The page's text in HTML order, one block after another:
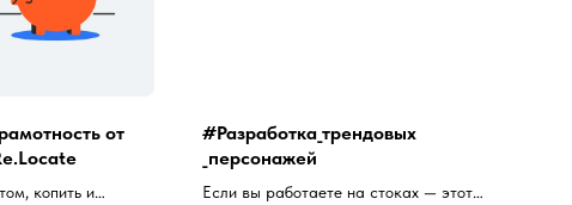
от
копить и
#Разработка_трендовых
_персонажей
Если вы работаете на стоках — этот